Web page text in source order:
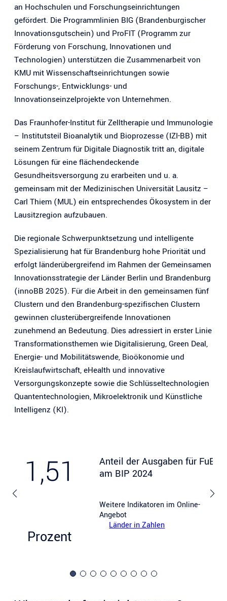
an Hochschulen und Forschungseinrichtungen
gefördert. Die Programmlinien BIG (Brandenburgischer
Innovationsgutschein) und ProFIT (Programm zur
Förderung von Forschung, Innovationen und
Technologien) unterstützen die Zusammenarbeit von
KMU mit Wissenschaftseinrichtungen sowie
Forschungs-, Entwicklungs- und
Innovationseinzelprojekte von Unternehmen.
Das Fraunhofer-Institut für Zelltherapie und Immunologie
– Institutsteil Bioanalytik und Bioprozesse (IZI-BB) mit
seinem Zentrum für Digitale Diagnostik tritt an, digitale
Lösungen für eine flächendeckende
Gesundheitsversorgung zu erarbeiten und u. a.
gemeinsam mit der Medizinischen Universität Lausitz –
Carl Thiem (MUL) ein entsprechendes Ökosystem in der
Lausitzregion aufzubauen.
Die regionale Schwerpunktsetzung und intelligente
Spezialisierung hat für Brandenburg hohe Priorität und
erfolgt länderübergreifend im Rahmen der Gemeinsamen
Innovationsstrategie der Länder Berlin und Brandenburg
(innoBB 2025). Für die Arbeit in den gemeinsamen fünf
Clustern und den Brandenburg-spezifischen Clustern
gewinnen clusterübergreifende Innovationen
zunehmend an Bedeutung. Dies adressiert in erster Linie
Transformationsthemen wie Digitalisierung, Green Deal,
Energie- und Mobilitätswende, Bioökonomie und
Kreislaufwirtschaft, eHealth und innovative
Versorgungskonzepte sowie die Schlüsseltechnologien
Quantentechnologien, Mikroelektronik und Künstliche
Intelligenz (KI).
1,51
Prozent
Anteil der Ausgaben für FuE
am BIP 2024
Weitere Indikatoren im Online-
Angebot
Länder in Zahlen